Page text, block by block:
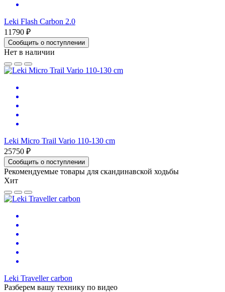
Leki Flash Carbon 2.0
11790 ₽
Сообщить о поступлении
Нет в наличии
Leki Micro Trail Vario 110-130 cm
25750 ₽
Сообщить о поступлении
Рекомендуемые товары для скандинавской ходьбы
Хит
Leki Traveller carbon
Разберем вашу технику по видео